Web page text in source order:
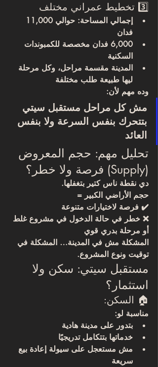
3️⃣ تخطيط عمراني مختلف
فدان
6,000 فدان مخصصة للكمبوندات
السكنية
المدينة مقسمة مراحل، وكل مرحلة
ليها طبيعة طلب مختلفة
وده مهم لأن:
مش كل مراحل مستقبل سيتي
بتتحرك بنفس السرعة ولا بنفس
العائد
تحليل مهم: حجم المعروض
(Supply) فرصة ولا خطر؟
دي نقطة ناس كتير بتغفلها.
حجم الأراضي الكبير =
✔️ فرصة لاختيارات متنوعة
❌ خطر في حالة الدخول في مشروع غلط
أو مرحلة بدري قوي
المشكلة مش في المدينة… المشكلة في
توقيت ونوع المشروع.
مستقبل سيتي: سكن ولا
استثمار؟
🏠 السكن:
مناسبة لو:
بتدور على مدينة هادية
خدماتها بتتكامل تدريجيًا
مش مستعجل على سيولة إعادة بيع
سريعة